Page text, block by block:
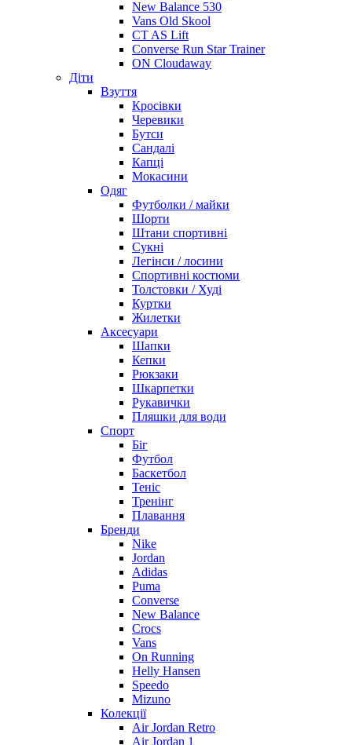
New Balance 530
Vans Old Skool
CT AS Lift
Converse Run Star Trainer
ON Cloudaway
Діти
Взуття
Кросівки
Черевики
Бутси
Сандалі
Капці
Мокасини
Одяг
Футболки / майки
Шорти
Штани спортивні
Сукні
Легінси / лосини
Спортивні костюми
Толстовки / Худі
Куртки
Жилетки
Аксесуари
Шапки
Кепки
Рюкзаки
Шкарпетки
Рукавички
Пляшки для води
Спорт
Біг
Футбол
Баскетбол
Теніс
Тренінг
Плавання
Бренди
Nike
Jordan
Adidas
Puma
Converse
New Balance
Crocs
Vans
On Running
Helly Hansen
Speedo
Mizuno
Колекції
Air Jordan Retro
Air Jordan 1